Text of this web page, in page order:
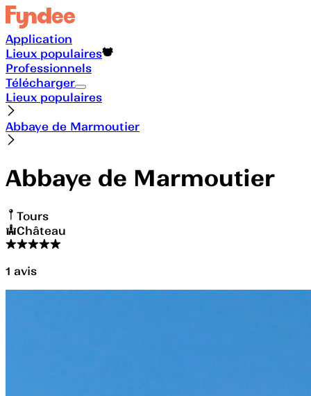
Application
Lieux populaires
Professionnels
Télécharger
Lieux populaires
Abbaye de Marmoutier
Abbaye de Marmoutier
Tours
Château
1 avis